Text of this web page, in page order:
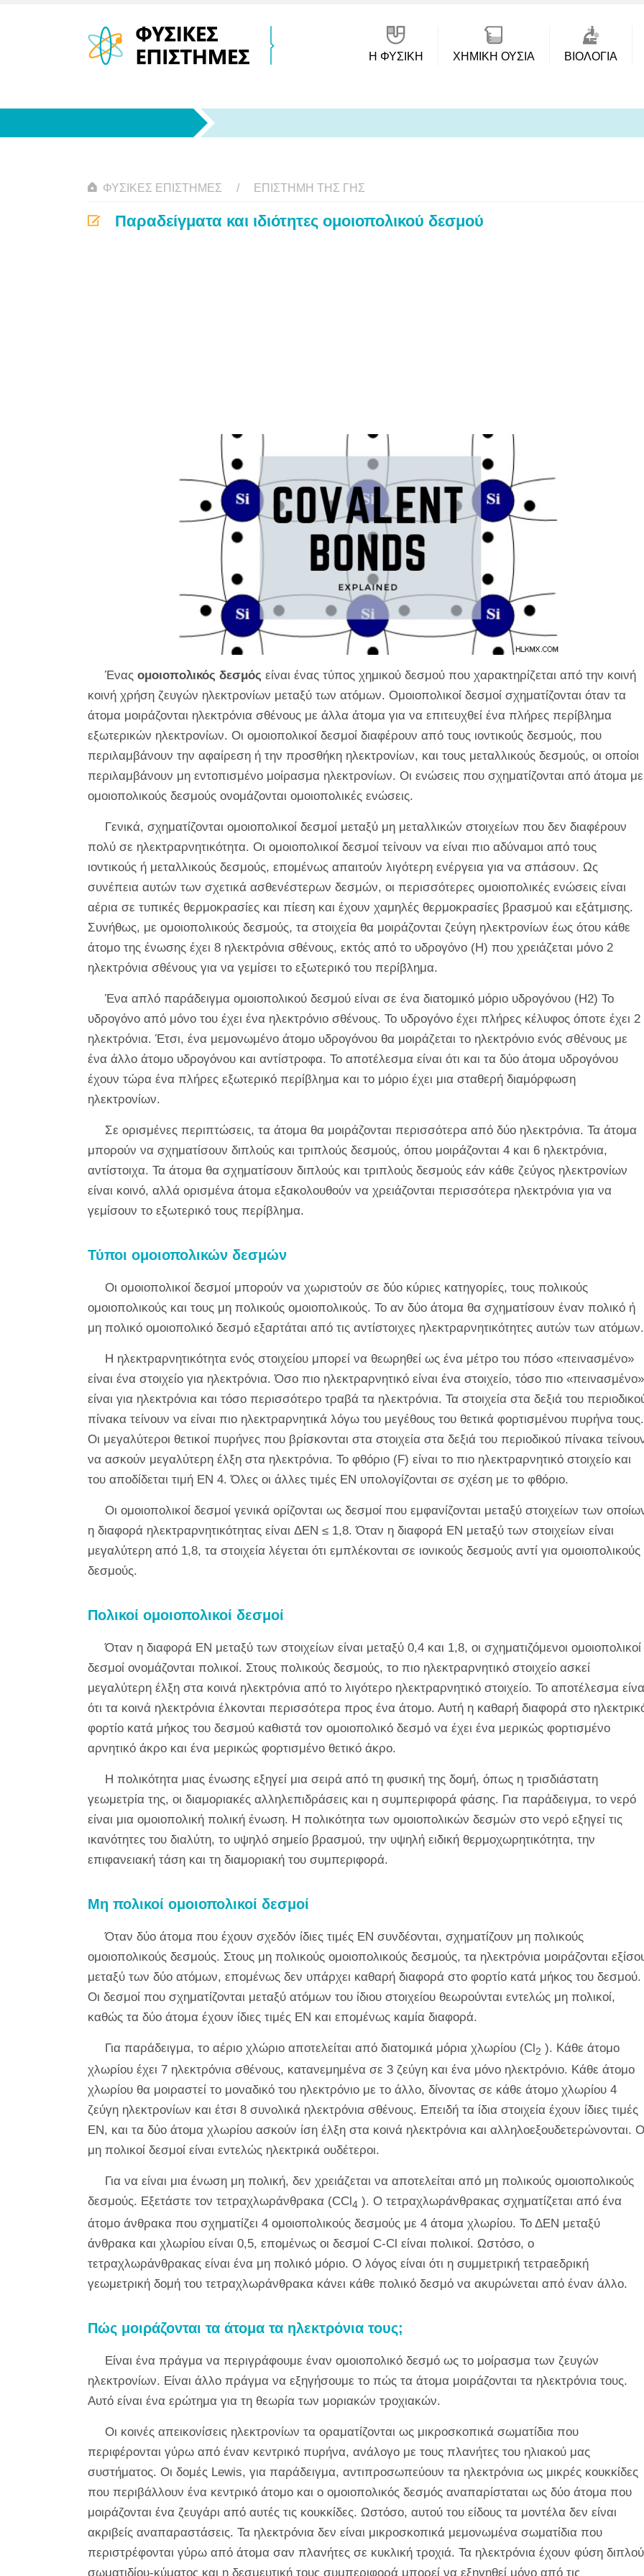
Η ΦΥΣΙΚΗ ΧΗΜΙΚΉ ΟΥΣΊΑ ΒΙΟΛΟΓΊΑ
ΦΥΣΙΚΈΣ ΕΠΙΣΤΉΜΕΣ ΕΠΙΣΤΉΜΗ ΤΗΣ ΓΗΣ
Παραδείγματα και ιδιότητες ομοιοπολικού δεσμού
Ένας ομοιοπολικός δεσμός είναι ένας τύπος χημικού δεσμού που χαρακτηρίζεται από την κοινή
κοινή χρήση ζευγών ηλεκτρονίων μεταξύ των ατόμων. Ομοιοπολικοί δεσμοί σχηματίζονται όταν τα
άτομα μοιράζονται ηλεκτρόνια σθένους με άλλα άτομα για να επιτευχθεί ένα πλήρες περίβλημα
εξωτερικών ηλεκτρονίων. Οι ομοιοπολικοί δεσμοί διαφέρουν από τους ιοντικούς δεσμούς, που
περιλαμβάνουν την αφαίρεση ή την προσθήκη ηλεκτρονίων, και τους μεταλλικούς δεσμούς, οι οποίοι
περιλαμβάνουν μη εντοπισμένο μοίρασμα ηλεκτρονίων. Οι ενώσεις που σχηματίζονται από άτομα με
ομοιοπολικούς δεσμούς ονομάζονται ομοιοπολικές ενώσεις.
Γενικά, σχηματίζονται ομοιοπολικοί δεσμοί μεταξύ μη μεταλλικών στοιχείων που δεν διαφέρουν
πολύ σε ηλεκτραρνητικότητα. Οι ομοιοπολικοί δεσμοί τείνουν να είναι πιο αδύναμοι από τους
ιοντικούς ή μεταλλικούς δεσμούς, επομένως απαιτούν λιγότερη ενέργεια για να σπάσουν. Ως
συνέπεια αυτών των σχετικά ασθενέστερων δεσμών, οι περισσότερες ομοιοπολικές ενώσεις είναι
αέρια σε τυπικές θερμοκρασίες και πίεση και έχουν χαμηλές θερμοκρασίες βρασμού και εξάτμισης.
Συνήθως, με ομοιοπολικούς δεσμούς, τα στοιχεία θα μοιράζονται ζεύγη ηλεκτρονίων έως ότου κάθε
άτομο της ένωσης έχει 8 ηλεκτρόνια σθένους, εκτός από το υδρογόνο (Η) που χρειάζεται μόνο 2
ηλεκτρόνια σθένους για να γεμίσει το εξωτερικό του περίβλημα.
Ένα απλό παράδειγμα ομοιοπολικού δεσμού είναι σε ένα διατομικό μόριο υδρογόνου (H2) Το
υδρογόνο από μόνο του έχει ένα ηλεκτρόνιο σθένους. Το υδρογόνο έχει πλήρες κέλυφος όποτε έχει 2
ηλεκτρόνια. Έτσι, ένα μεμονωμένο άτομο υδρογόνου θα μοιράζεται το ηλεκτρόνιο ενός σθένους με
ένα άλλο άτομο υδρογόνου και αντίστροφα. Το αποτέλεσμα είναι ότι και τα δύο άτομα υδρογόνου
έχουν τώρα ένα πλήρες εξωτερικό περίβλημα και το μόριο έχει μια σταθερή διαμόρφωση
ηλεκτρονίων.
Σε ορισμένες περιπτώσεις, τα άτομα θα μοιράζονται περισσότερα από δύο ηλεκτρόνια. Τα άτομα
μπορούν να σχηματίσουν διπλούς και τριπλούς δεσμούς, όπου μοιράζονται 4 και 6 ηλεκτρόνια,
αντίστοιχα. Τα άτομα θα σχηματίσουν διπλούς και τριπλούς δεσμούς εάν κάθε ζεύγος ηλεκτρονίων
είναι κοινό, αλλά ορισμένα άτομα εξακολουθούν να χρειάζονται περισσότερα ηλεκτρόνια για να
γεμίσουν το εξωτερικό τους περίβλημα.
Τύποι ομοιοπολικών δεσμών
Οι ομοιοπολικοί δεσμοί μπορούν να χωριστούν σε δύο κύριες κατηγορίες, τους πολικούς
ομοιοπολικούς και τους μη πολικούς ομοιοπολικούς. Το αν δύο άτομα θα σχηματίσουν έναν πολικό ή
μη πολικό ομοιοπολικό δεσμό εξαρτάται από τις αντίστοιχες ηλεκτραρνητικότητες αυτών των ατόμων.
Η ηλεκτραρνητικότητα ενός στοιχείου μπορεί να θεωρηθεί ως ένα μέτρο του πόσο «πεινασμένο»
είναι ένα στοιχείο για ηλεκτρόνια. Όσο πιο ηλεκτραρνητικό είναι ένα στοιχείο, τόσο πιο «πεινασμένο»
είναι για ηλεκτρόνια και τόσο περισσότερο τραβά τα ηλεκτρόνια. Τα στοιχεία στα δεξιά του
πίνακα τείνουν να είναι πιο ηλεκτραρνητικά λόγω του μεγέθους του θετικά φορτισμένου πυρήνα τους.
Οι μεγαλύτεροι θετικοί πυρήνες που βρίσκονται στα στοιχεία στα δεξιά του περιοδικού πίνακα
να ασκούν μεγαλύτερη έλξη στα ηλεκτρόνια. Το φθόριο (F) είναι το πιο ηλεκτραρνητικό στοιχείο και
του αποδίδεται τιμή EN 4. Όλες οι άλλες τιμές EN υπολογίζονται σε σχέση με το φθόριο.
Οι ομοιοπολικοί δεσμοί γενικά ορίζονται ως δεσμοί που εμφανίζονται μεταξύ στοιχείων των
η διαφορά ηλεκτραρνητικότητας είναι ΔEN ≤ 1,8. Όταν η διαφορά EN μεταξύ των στοιχείων είναι
μεγαλύτερη από 1,8, τα στοιχεία λέγεται ότι εμπλέκονται σε ιονικούς δεσμούς αντί για ομοιοπολικούς
δεσμούς.
Πολικοί ομοιοπολικοί δεσμοί
Όταν η διαφορά EN μεταξύ των στοιχείων είναι μεταξύ 0,4 και 1,8, οι σχηματιζόμενοι ομοιοπολικοί
δεσμοί ονομάζονται πολικοί. Στους πολικούς δεσμούς, το πιο ηλεκτραρνητικό στοιχείο ασκεί
μεγαλύτερη έλξη στα κοινά ηλεκτρόνια από το λιγότερο ηλεκτραρνητικό στοιχείο. Το αποτέλεσμα
ότι τα κοινά ηλεκτρόνια έλκονται περισσότερα προς ένα άτομο. Αυτή η καθαρή διαφορά στο
φορτίο κατά μήκος του δεσμού καθιστά τον ομοιοπολικό δεσμό να έχει ένα μερικώς φορτισμένο
αρνητικό άκρο και ένα μερικώς φορτισμένο θετικό άκρο.
Η πολικότητα μιας ένωσης εξηγεί μια σειρά από τη φυσική της δομή, όπως η τρισδιάστατη
γεωμετρία της, οι διαμοριακές αλληλεπιδράσεις και η συμπεριφορά φάσης. Για παράδειγμα, το νερό
είναι μια ομοιοπολική πολική ένωση. Η πολικότητα των ομοιοπολικών δεσμών στο νερό εξηγεί τις
ικανότητες του διαλύτη, το υψηλό σημείο βρασμού, την υψηλή ειδική θερμοχωρητικότητα, την
επιφανειακή τάση και τη διαμοριακή του συμπεριφορά.
Μη πολικοί ομοιοπολικοί δεσμοί
Όταν δύο άτομα που έχουν σχεδόν ίδιες τιμές EN συνδέονται, σχηματίζουν μη πολικούς
ομοιοπολικούς δεσμούς. Στους μη πολικούς ομοιοπολικούς δεσμούς, τα ηλεκτρόνια μοιράζονται
μεταξύ των δύο ατόμων, επομένως δεν υπάρχει καθαρή διαφορά στο φορτίο κατά μήκος του δεσμού.
Οι δεσμοί που σχηματίζονται μεταξύ ατόμων του ίδιου στοιχείου θεωρούνται εντελώς μη πολικοί,
καθώς τα δύο άτομα έχουν ίδιες τιμές EN και επομένως καμία διαφορά.
Για παράδειγμα, το αέριο χλώριο αποτελείται από διατομικά μόρια χλωρίου (Cl2 ). Κάθε άτομο
χλωρίου έχει 7 ηλεκτρόνια σθένους, κατανεμημένα σε 3 ζεύγη και ένα μόνο ηλεκτρόνιο. Κάθε άτομο
χλωρίου θα μοιραστεί το μοναδικό του ηλεκτρόνιο με το άλλο, δίνοντας σε κάθε άτομο χλωρίου 4
ζεύγη ηλεκτρονίων και έτσι 8 συνολικά ηλεκτρόνια σθένους. Επειδή τα ίδια στοιχεία έχουν ίδιες τιμές
EN, και τα δύο άτομα χλωρίου ασκούν ίση έλξη στα κοινά ηλεκτρόνια και αλληλοεξουδετερώνονται.
μη πολικοί δεσμοί είναι εντελώς ηλεκτρικά ουδέτεροι.
Για να είναι μια ένωση μη πολική, δεν χρειάζεται να αποτελείται από μη πολικούς ομοιοπολικούς
δεσμούς. Εξετάστε τον τετραχλωράνθρακα (CCl4 ). Ο τετραχλωράνθρακας σχηματίζεται από ένα
άτομο άνθρακα που σχηματίζει 4 ομοιοπολικούς δεσμούς με 4 άτομα χλωρίου. Το ΔΕΝ μεταξύ
άνθρακα και χλωρίου είναι 0,5, επομένως οι δεσμοί C-Cl είναι πολικοί. Ωστόσο, ο
τετραχλωράνθρακας είναι ένα μη πολικό μόριο. Ο λόγος είναι ότι η συμμετρική τετραεδρική
γεωμετρική δομή του τετραχλωράνθρακα κάνει κάθε πολικό δεσμό να ακυρώνεται από έναν άλλο.
Πώς μοιράζονται τα άτομα τα ηλεκτρόνια τους;
Είναι ένα πράγμα να περιγράφουμε έναν ομοιοπολικό δεσμό ως το μοίρασμα των ζευγών
ηλεκτρονίων. Είναι άλλο πράγμα να εξηγήσουμε το πώς τα άτομα μοιράζονται τα ηλεκτρόνια τους.
Αυτό είναι ένα ερώτημα για τη θεωρία των μοριακών τροχιακών.
Οι κοινές απεικονίσεις ηλεκτρονίων τα οραματίζονται ως μικροσκοπικά σωματίδια που
περιφέρονται γύρω από έναν κεντρικό πυρήνα, ανάλογο με τους πλανήτες του ηλιακού μας
συστήματος. Οι δομές Lewis, για παράδειγμα, αντιπροσωπεύουν τα ηλεκτρόνια ως μικρές κουκκίδες
που περιβάλλουν ένα κεντρικό άτομο και ο ομοιοπολικός δεσμός αναπαρίσταται ως δύο άτομα που
μοιράζονται ένα ζευγάρι από αυτές τις κουκκίδες. Ωστόσο, αυτού του είδους τα μοντέλα δεν είναι
ακριβείς αναπαραστάσεις. Τα ηλεκτρόνια δεν είναι μικροσκοπικά μεμονωμένα σωματίδια που
περιστρέφονται γύρω από άτομα σαν πλανήτες σε κυκλική τροχιά. Τα ηλεκτρόνια έχουν φύση διπλού
σωματιδίου-κύματος και η δεσμευτική τους συμπεριφορά μπορεί να εξηγηθεί μόνο από τις